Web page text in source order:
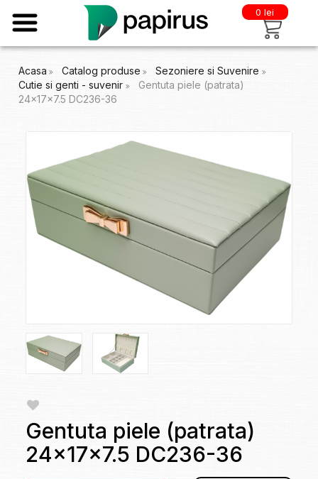
0 lei
Acasa Catalog produse
Sezoniere si Suvenire
Cutie si genti - suvenir
Gentuta piele (patrata)
24x17x7.5 DC236-36
Gentuta piele (patrata)
24x17x7.5 DC236-36